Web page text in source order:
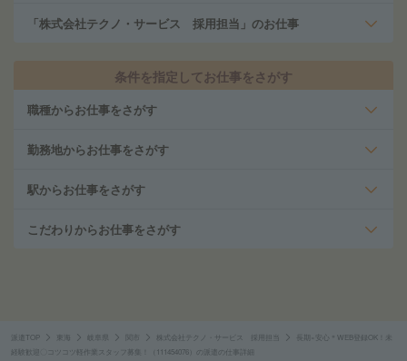
「株式会社テクノ・サービス 採用担当」のお仕事
条件を指定してお仕事をさがす
職種からお仕事をさがす
勤務地からお仕事をさがす
駅からお仕事をさがす
こだわりからお仕事をさがす
派遣TOP 東海 岐阜県 関市 株式会社テクノ・サービス 採用担当
長期×安心＊WEB登録OK！未
経験歓迎〇コツコツ軽作業スタッフ募集！（111454076）の派遣の仕事詳細